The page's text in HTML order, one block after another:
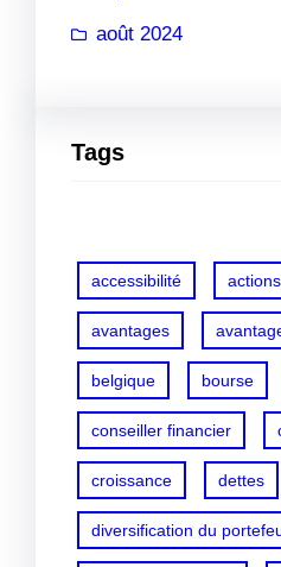
août 2024
Tags
accessibilité actions
avantages
belgique bourse
conseiller financier
croissance dettes
diversification du